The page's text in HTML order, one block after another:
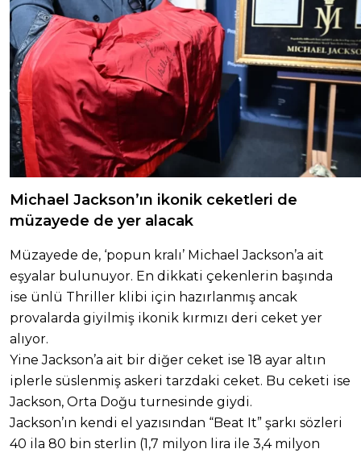
Michael Jackson’ın ikonik ceketleri de
müzayede de yer alacak
Müzayede de, ‘popun kralı’ Michael Jackson’a ait
eşyalar bulunuyor. En dikkati çekenlerin başında
ise ünlü Thriller klibi için hazırlanmış ancak
provalarda giyilmiş ikonik kırmızı deri ceket yer
alıyor.
Yine Jackson’a ait bir diğer ceket ise 18 ayar altın
iplerle süslenmiş askeri tarzdaki ceket. Bu ceketi ise
Jackson, Orta Doğu turnesinde giydi.
Jackson’ın kendi el yazısından “Beat It” şarkı sözleri
40 ila 80 bin sterlin (1,7 milyon lira ile 3,4 milyon